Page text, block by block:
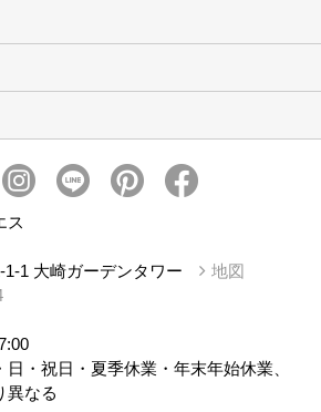
いて (5)
ム
ス
1-1 大崎ガーデンタワー
地図
日・祝日・夏季休業・年末年始休業、
異なる